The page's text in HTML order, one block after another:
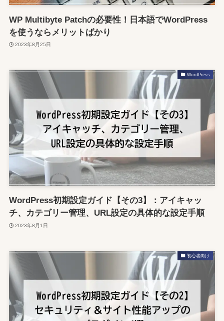
WP Multibyte Patchの必要性！日本語でWordPress
を使うならメリットばかり
2023年8月25日
WordPress
WordPress初期設定ガイド【その3】：アイキャッ
チ、カテゴリー管理、URL設定の具体的な設定手順
2023年8月1日
初心者向け